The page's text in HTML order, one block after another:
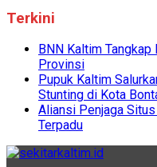
Terkini
BNN Kaltim
Provinsi
Pupuk Kaltim
Stunting di Kota
Aliansi Penjaga
Terpadu